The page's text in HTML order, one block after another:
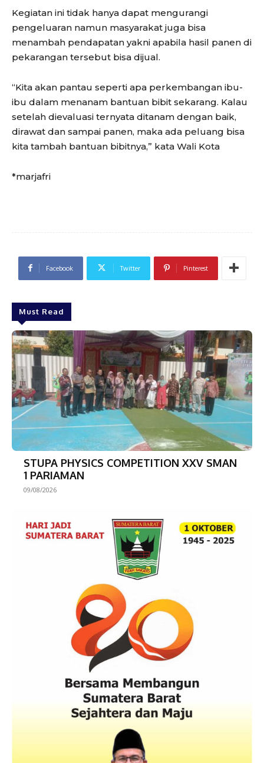
Kegiatan ini tidak hanya dapat mengurangi
pengeluaran namun masyarakat juga bisa
menambah pendapatan yakni apabila hasil panen di
pekarangan tersebut bisa dijual.
“Kita akan pantau seperti apa perkembangan ibu-
ibu dalam menanam bantuan bibit sekarang. Kalau
setelah dievaluasi ternyata ditanam dengan baik,
dirawat dan sampai panen, maka ada peluang bisa
kita tambah bantuan bibitnya,” kata Wali Kota
*marjafri
Facebook Twitter Pinterest
Must Read
STUPA PHYSICS COMPETITION XXV SMAN
1 PARIAMAN
09/08/2026